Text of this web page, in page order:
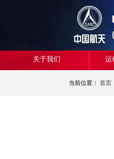
关于我们 运
当前位置： 首页